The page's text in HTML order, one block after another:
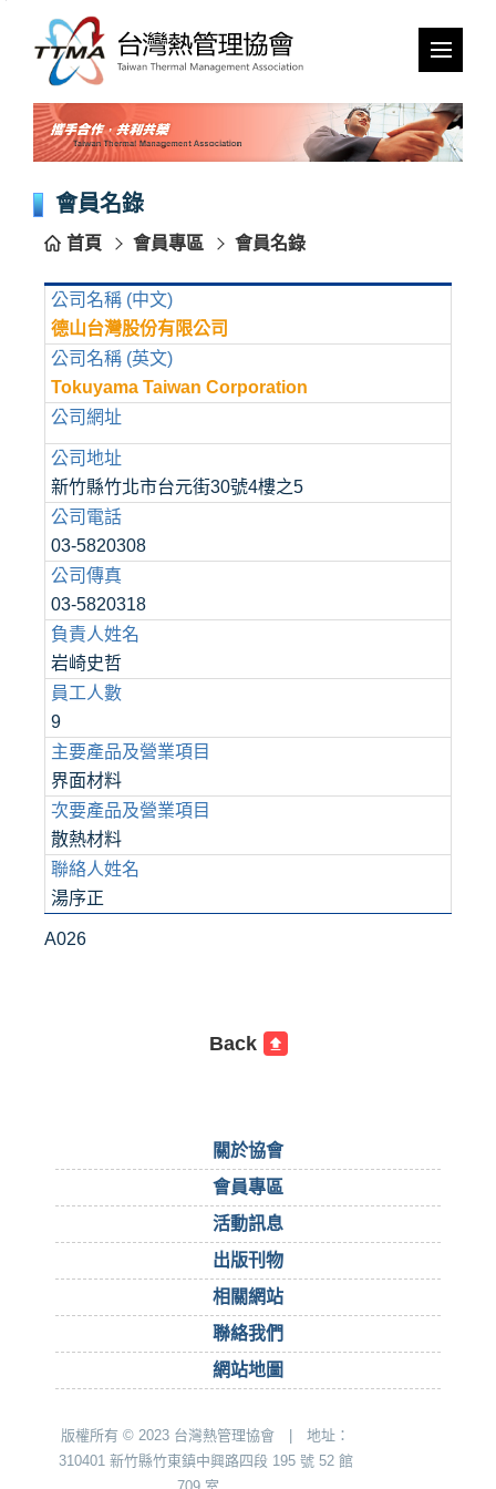
跳
會員名錄
首頁 會員專區 會員名錄
公司名稱 (中文)
德山台灣股份有限公司
公司名稱 (英文)
Tokuyama Taiwan Corporation
公司網址
公司地址
新竹縣竹北市台元街30號4樓之5
公司電話
03-5820308
公司傳真
03-5820318
負責人姓名
岩崎史哲
員工人數
9
主要產品及營業項目
界面材料
次要產品及營業項目
散熱材料
聯絡人姓名
湯序正
A026
Back
關於協會
會員專區
活動訊息
出版刊物
相關網站
聯絡我們
網站地圖
版權所有 © 2023 台灣熱管理協會 | 地址：
310401 新竹縣竹東鎮中興路四段 195 號 52 館